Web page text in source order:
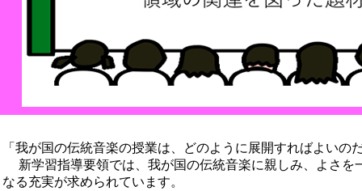
「我が国の伝統音楽の授業は、どのように展開すればよい
新学習指導要領では、我が国の伝統音楽に親しみ、よさを
なる充実が求められています。